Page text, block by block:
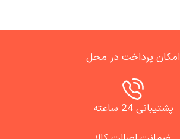
امکان پرداخت در محل
پشتیبانی 24 ساعته